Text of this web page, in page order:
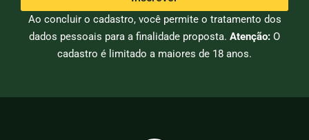
Ao concluir o cadastro, você permite o tratamento dos
dados pessoais para a finalidade proposta. Atenção: O
cadastro é limitado a maiores de 18 anos.